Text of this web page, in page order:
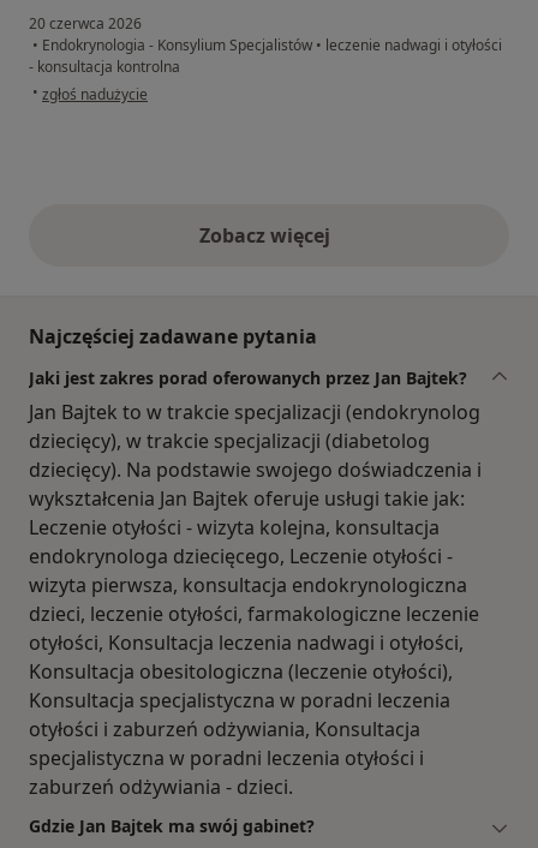
20 czerwca 2026
• Endokrynologia - Konsylium Specjalistów • leczenie nadwagi i otyłości
- konsultacja kontrolna
• w opinii użytkownika D.K.
zgłoś nadużycie
Zobacz więcejopinie powyżej
Najczęściej zadawane pytania
Jaki jest zakres porad oferowanych przez Jan Bajtek?
Jan Bajtek to w trakcie specjalizacji (endokrynolog
dziecięcy), w trakcie specjalizacji (diabetolog
dziecięcy). Na podstawie swojego doświadczenia i
wykształcenia Jan Bajtek oferuje usługi takie jak:
Leczenie otyłości - wizyta kolejna, konsultacja
endokrynologa dziecięcego, Leczenie otyłości -
wizyta pierwsza, konsultacja endokrynologiczna
dzieci, leczenie otyłości, farmakologiczne leczenie
otyłości, Konsultacja leczenia nadwagi i otyłości,
Konsultacja obesitologiczna (leczenie otyłości),
Konsultacja specjalistyczna w poradni leczenia
otyłości i zaburzeń odżywiania, Konsultacja
specjalistyczna w poradni leczenia otyłości i
zaburzeń odżywiania - dzieci.
Gdzie Jan Bajtek ma swój gabinet?